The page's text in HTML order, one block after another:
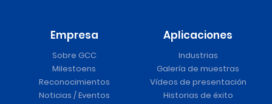
Empresa
Sobre GCC
Milestoens
Reconocimientos
Noticias / Eventos
Aplicaciones
Industrias
Galería de muestras
Vídeos de presentación
Historias de éxito